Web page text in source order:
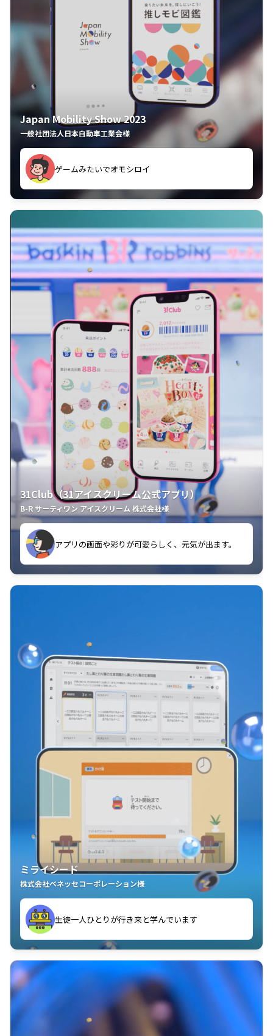
Japan Mobility Show 2023
一般社団法人日本自動車工業会様
ゲームみたいでオモシロイ
久々のモーターショーがアプリでもっと楽しめました
31Club（31アイスクリーム公式アプリ）
B-R サーティワン アイスクリーム 株式会社様
アプリの画面や彩りが可愛らしく、元気が出ます。
クラスごとに特典があるようなので使うのが楽しいで
す。
ミライシード
株式会社ベネッセコーポレーション様
生徒一人ひとりが行き来と学んでいます
教室中の児童生徒が「問題が解けてうれしい」「解く
ことが楽しい」を実感しています